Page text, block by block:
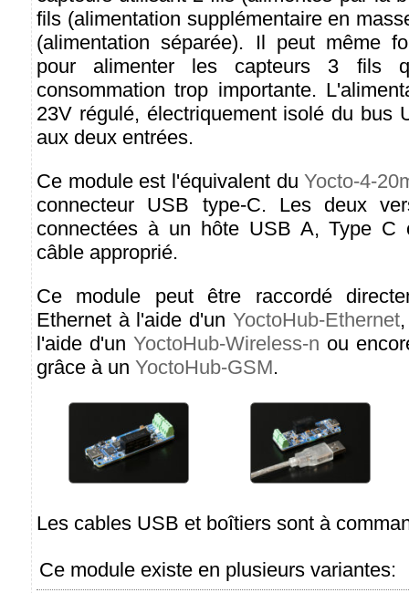
fils (alimentation supplémentaire en
(alimentation séparée). Il peut même
pour alimenter les capteurs 3 fils
consommation trop importante.
23V régulé, électriquement isolé du bus
aux deux entrées.
Ce module est l'équivalent duYocto-4-
connecteur USB type-C. Les deux
connectées à un hôte USB A, Type C
câble approprié.
Ce module peut être raccordé
Ethernet à l'aide d'un YoctoHub-Ethernet
l'aide d'un YoctoHub-Wireless-n ou
grâce à un YoctoHub-GSM.
Les cables USB et boîtiers sont à
Ce module existe en plusieurs variantes: